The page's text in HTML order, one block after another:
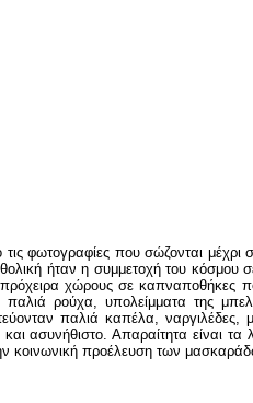
που σώζονται μέχρι
ήταν η συμμετοχή του κόσμου
χώρους σε καπναποθήκες
ρούχα, υπολείμματα της
παλιά καπέλα,
ασυνήθιστο. Απαραίτητα είναι τα
κοινωνική προέλευση των